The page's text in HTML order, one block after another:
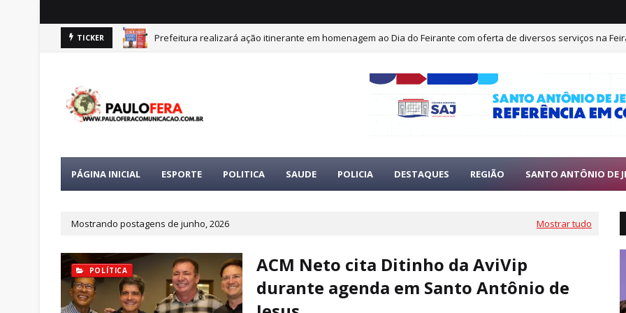
TICKER Prefeitura realizará ação itinerante em homenagem ao Dia do Feirante com oferta de diversos serviços na
PÁGINA INICIAL ESPORTE POLITICA SAUDE POLICIA DESTAQUES REGIÃO SANTO ANTÔNIO DE
Mostrando postagens de junho, 2026 Mostrar tudo
POLÍTICA
ACM Neto cita Ditinho da AviVip
durante agenda em Santo Antônio de